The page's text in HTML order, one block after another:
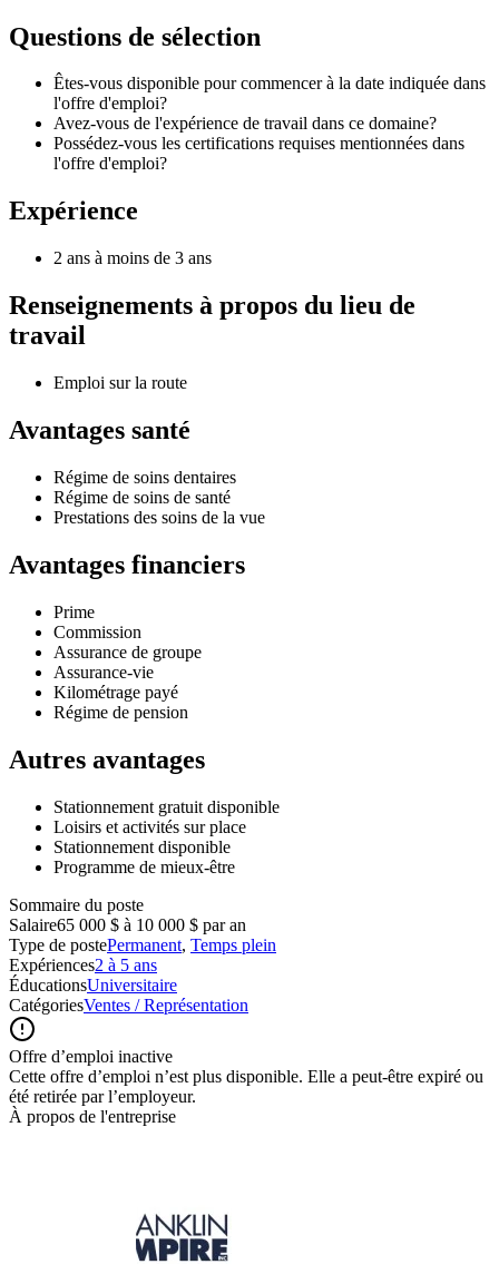
Questions de sélection
Êtes-vous disponible pour commencer à la date indiquée dans
l'offre d'emploi?
Avez-vous de l'expérience de travail dans ce domaine?
Possédez-vous les certifications requises mentionnées dans
l'offre d'emploi?
Expérience
2 ans à moins de 3 ans
Renseignements à propos du lieu de
travail
Emploi sur la route
Avantages santé
Régime de soins dentaires
Régime de soins de santé
Prestations des soins de la vue
Avantages financiers
Prime
Commission
Assurance de groupe
Assurance-vie
Kilométrage payé
Régime de pension
Autres avantages
Stationnement gratuit disponible
Loisirs et activités sur place
Stationnement disponible
Programme de mieux-être
Sommaire du poste
Salaire65 000 $ à 10 000 $ par an
Type de postePermanent, Temps plein
Expériences2 à 5 ans
ÉducationsUniversitaire
CatégoriesVentes / Représentation
Offre d’emploi inactive
Cette offre d’emploi n’est plus disponible. Elle a peut-être expiré ou
été retirée par l’employeur.
À propos de l'entreprise